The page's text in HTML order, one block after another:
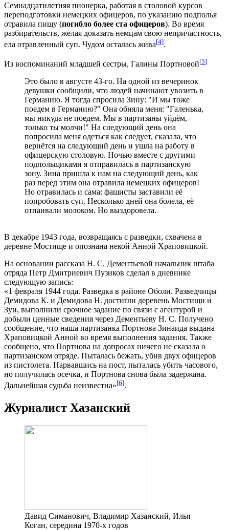
Семнадцатилетняя пионерка, работая в столовой курсов
переподготовки немецких офицеров, по указанию подполья
отравила пищу (погибло более ста офицеров). Во время
разбирательств, желая доказать немцам свою непричастность,
ела отравленный суп. Чудом осталась жива[4].
Из воспоминаний младшей сестры, Галины Портновой[5]
Это было в августе 43-го. На одной из вечеринок
девушки сообщили, что людей начинают увозить в
Германию. Я тогда спросила Зину: "И мы тоже
поедем в Германию?" Она обняла меня: "Галенька,
мы никуда не поедем. Мы в партизаны уйдём,
только ты молчи!" На следующий день она
попросила меня одеться как следует, сказала, что
вернётся на следующий день и ушла на работу в
офицерскую столовую. Ночью вместе с другими
подпольщиками я отправилась в партизанскую
зону. Зина пришла к нам на следующий день, как
раз перед этим она отравила немецких офицеров!
Но отравилась и сама: фашисты заставили её
попробовать суп. Несколько дней она болела, её
отпаивали молоком. Но выздоровела.
В декабре 1943 года, возвращаясь с разведки, схвачена в
деревне Мостище и опознана некой Анной Храповицкой.
На основании рассказа Н. С. Дементьевой начальник штаба
отряда Петр Дмитриевич Пузиков сделал в дневнике
следующую запись:
«1 февраля 1944 года. Разведка в районе Оболи. Разведчицы
Демидова К. и Демидова Н. достигли деревень Мостищи и
Зуи, выполнили срочное задание по связи с агентурой и
добыли ценные сведения через Дементьеву Н. С. Получено
сообщение, что наша партизанка Портнова Зинаида выдана
Храповицкой Анной во время выполнения задания. Также
сообщено, что Портнова на допросах ничего не сказала о
партизанском отряде. Пыталась бежать, убив двух офицеров
из пистолета. Нарвавшись на пост, пыталась убить часового,
но получилась осечка, и Портнова снова была задержана.
Дальнейшая судьба неизвестна»[6].
Журналист Хазанский
Давид Симанович, Владимир Хазанский, Илья
Коган, середина 1970-х годов